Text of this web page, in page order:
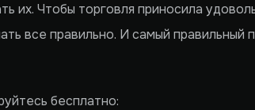
их. Чтобы торговля приносила
все правильно. И самый правильный
бесплатно: